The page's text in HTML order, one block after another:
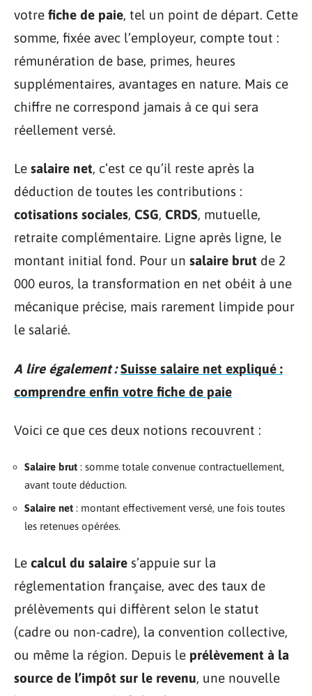
votre fiche de paie, tel un point de départ. Cette
somme, fixée avec l’employeur, compte tout :
rémunération de base, primes, heures
supplémentaires, avantages en nature. Mais ce
chiffre ne correspond jamais à ce qui sera
réellement versé.
Le salaire net, c’est ce qu’il reste après la
déduction de toutes les contributions :
cotisations sociales, CSG, CRDS, mutuelle,
retraite complémentaire. Ligne après ligne, le
montant initial fond. Pour un salaire brut de 2
000 euros, la transformation en net obéit à une
mécanique précise, mais rarement limpide pour
le salarié.
A lire également : Suisse salaire net expliqué :
comprendre enfin votre fiche de paie
Voici ce que ces deux notions recouvrent :
Salaire brut : somme totale convenue contractuellement,
avant toute déduction.
Salaire net : montant effectivement versé, une fois toutes
les retenues opérées.
Le calcul du salaire s’appuie sur la
réglementation française, avec des taux de
prélèvements qui diffèrent selon le statut
(cadre ou non-cadre), la convention collective,
ou même la région. Depuis le prélèvement à la
source de l’impôt sur le revenu, une nouvelle